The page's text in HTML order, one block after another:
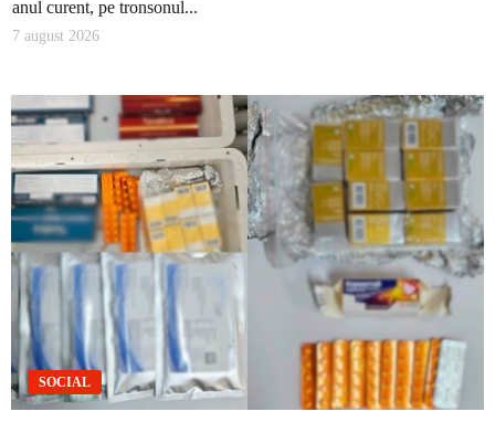
anul curent, pe tronsonul...
7 august 2026
SOCIAL